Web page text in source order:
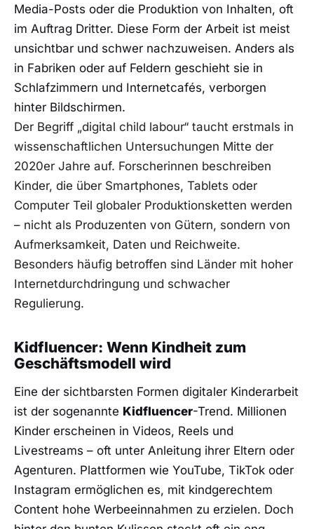
Media-Posts oder die Produktion von Inhalten, oft
im Auftrag Dritter. Diese Form der Arbeit ist meist
unsichtbar und schwer nachzuweisen. Anders als
in Fabriken oder auf Feldern geschieht sie in
Schlafzimmern und Internetcafés, verborgen
hinter Bildschirmen.
Der Begriff „digital child labour“ taucht erstmals in
wissenschaftlichen Untersuchungen Mitte der
2020er Jahre auf. Forscherinnen beschreiben
Kinder, die über Smartphones, Tablets oder
Computer Teil globaler Produktionsketten werden
– nicht als Produzenten von Gütern, sondern von
Aufmerksamkeit, Daten und Reichweite.
Besonders häufig betroffen sind Länder mit hoher
Internetdurchdringung und schwacher
Regulierung.
Kidfluencer: Wenn Kindheit zum
Geschäftsmodell wird
Eine der sichtbarsten Formen digitaler Kinderarbeit
ist der sogenannte Kidfluencer-Trend. Millionen
Kinder erscheinen in Videos, Reels und
Livestreams – oft unter Anleitung ihrer Eltern oder
Agenturen. Plattformen wie YouTube, TikTok oder
Instagram ermöglichen es, mit kindgerechtem
Content hohe Werbeeinnahmen zu erzielen. Doch